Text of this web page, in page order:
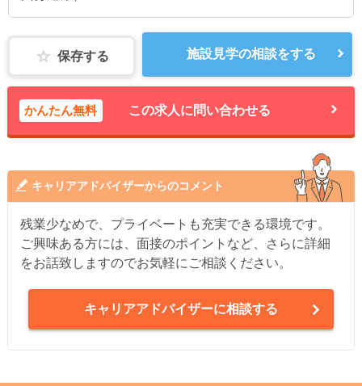
保存する 施設見学の相談をする
かんたん無料 この求人に問い合わせる
キャリアアドバイザーからのコメント
残業少なめで、プライベートも充実できる環境です。
ご興味ある方には、面接のポイントなど、さらに詳細
をお話致しますのでお気軽にご相談ください。
キャリアアドバイザーに相談する